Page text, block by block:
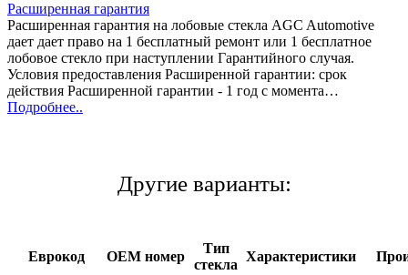
Расширенная гарантия
Расширенная гарантия на лобовые стекла AGC Automotive
дает дает право на 1 бесплатный ремонт или 1 бесплатное
лобовое стекло при наступлении Гарантийного случая.
Условия предоставления Расширенной гарантии: срок
действия Расширенной гарантии - 1 год с момента…
Подробнее..
Другие варианты:
Еврокод OEM номер
Тип
стекла
Характеристики